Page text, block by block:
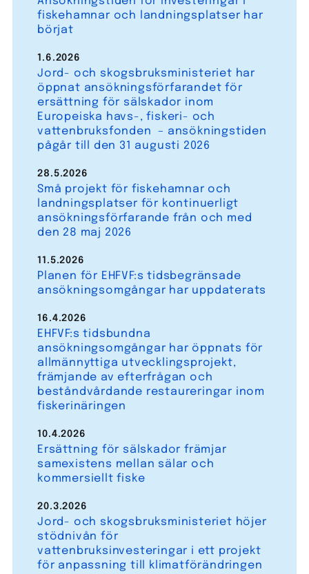
fiskehamnar och landningsplatser har
börjat
Jord- och skogsbruksministeriet har
öppnat ansökningsförfarandet för
ersättning för sälskador inom
Europeiska havs-, fiskeri- och
vattenbruksfonden – ansökningstiden
pågår till den 31 augusti 2026
1.6.2026
Små projekt för fiskehamnar och
landningsplatser för kontinuerligt
ansökningsförfarande från och med
den 28 maj 2026
28.5.2026
Planen för EHFVF:s tidsbegränsade
ansökningsomgångar har uppdaterats
11.5.2026
EHFVF:s tidsbundna
ansökningsomgångar har öppnats för
allmännyttiga utvecklingsprojekt,
främjande av efterfrågan och
beståndvårdande restaureringar inom
fiskerinäringen
16.4.2026
Ersättning för sälskador främjar
samexistens mellan sälar och
kommersiellt fiske
10.4.2026
Jord- och skogsbruksministeriet höjer
stödnivån för
vattenbruksinvesteringar i ett projekt
för anpassning till klimatförändringen
20.3.2026